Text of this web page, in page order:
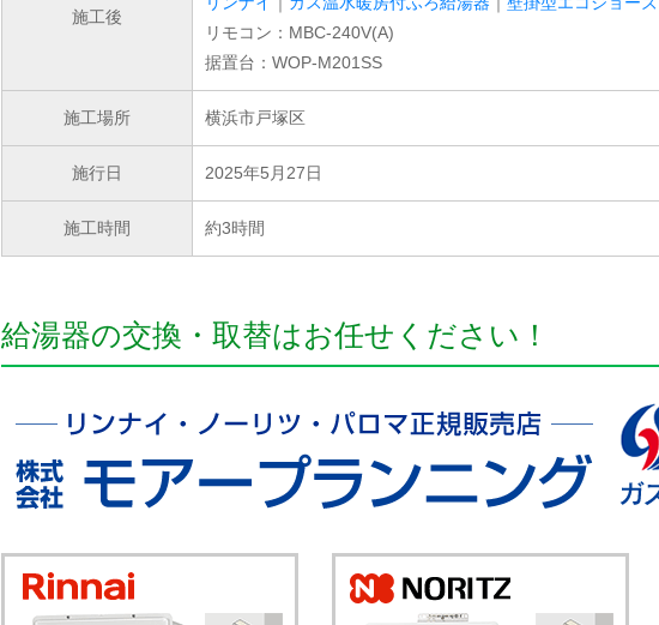
施工後
リモコン：MBC-240V(A)
据置台：WOP-M201SS
施工場所 横浜市戸塚区
施行日 2025年5月27日
施工時間 約3時間
給湯器の交換・取替はお任せください！